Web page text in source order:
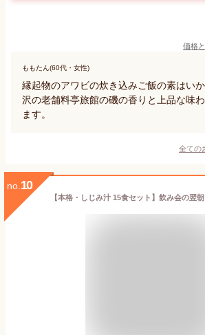
価格
ももたん(60代・女性)
縁起物のアワビの炊き込みご飯の素はい
沢の老舗料亭旅館の磯の香りと上品な味
ます。
全ての
no. 10